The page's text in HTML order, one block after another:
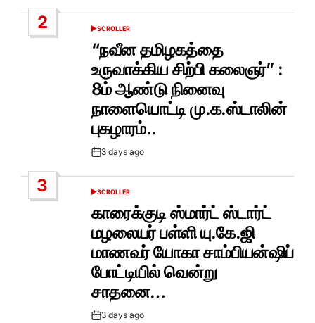
2
POSTED
IN
SCROLLER
“நவீன தமிழகத்தை
உருவாக்கிய சிற்பி கலைஞர்” :
8ம் ஆண்டு நினைவு
நாளையொட்டி மு.க.ஸ்டாலின்
புகழாரம்..
Post3 days ago
3
POSTED
SCROLLER
காரைக்குடி ஸ்மார்ட் ஸ்டார்ட்
மழலையர் பள்ளி யு.கே.ஜி
மாணவர் யோகா சாம்பியன்ஷிப்
போட்டியில் வென்று
சாதனை…
Post3 days ago